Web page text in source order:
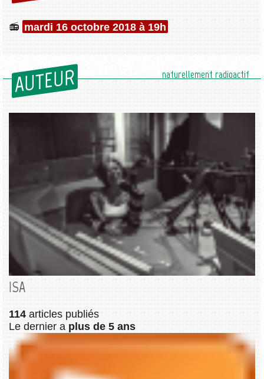
mardi 16 octobre 2018 à 19h
AUTEUR naturellement radioactif
ISA
114 articles publiés
Le dernier a plus de 5 ans